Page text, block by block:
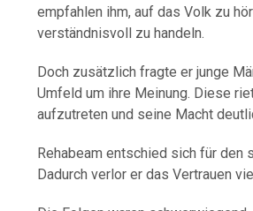
empfahlen ihm, auf das Volk zu
verständnisvoll zu handeln.
Doch zusätzlich fragte er junge
Umfeld um ihre Meinung. Diese
aufzutreten und seine Macht
Rehabeam entschied sich für den
Dadurch verlor er das Vertrauen